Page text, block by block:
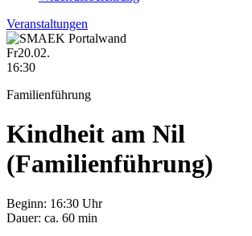
Veranstaltungen
Fr20.02.
16:30
Familienführung
Kindheit am Nil
(Familienführung)
Beginn: 16:30 Uhr
Dauer: ca. 60 min